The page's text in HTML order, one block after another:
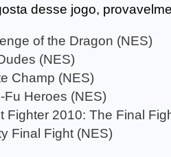
desse jogo,
of the Dragon (NES)
(NES)
Champ (NES)
Fu Heroes (NES)
Fighter 2010: The Final
Final Fight (NES)